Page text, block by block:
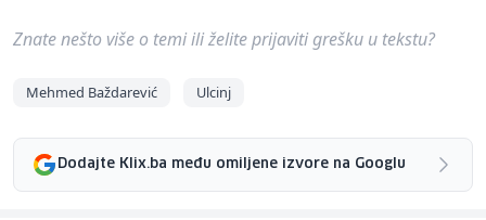
Znate nešto više o temi ili želite prijaviti grešku u tekstu?
Mehmed Baždarević Ulcinj
Dodajte Klix.ba među omiljene izvore na Googlu